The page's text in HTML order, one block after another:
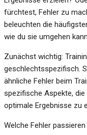
fürchtest, Fehler zu
beleuchten die
wie du sie umgehen
Zunächst wichtig:
geschlechtsspezifisch.
ähnliche Fehler beim
spezifische Aspekte,
optimale Ergebnisse zu
Welche Fehler